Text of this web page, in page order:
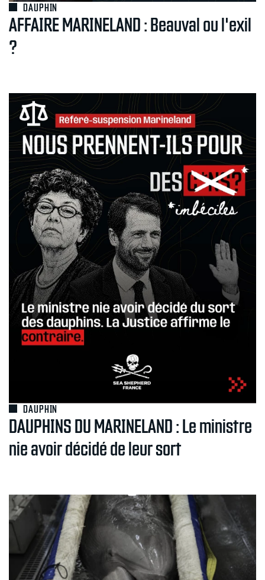
DAUPHIN
AFFAIRE MARINELAND : Beauval ou l'exil
?
DAUPHIN
DAUPHINS DU MARINELAND : Le ministre
nie avoir décidé de leur sort